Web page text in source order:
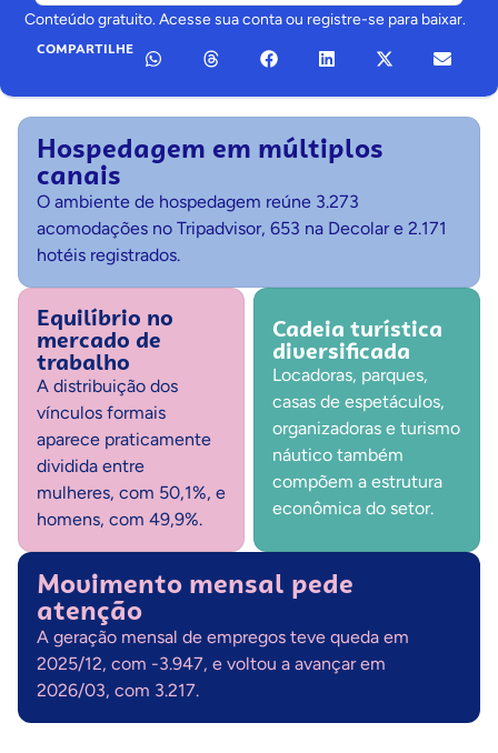
Conteúdo gratuito. Acesse sua conta ou registre-se para baixar.
COMPARTILHE
Hospedagem em múltiplos
canais
O ambiente de hospedagem reúne 3.273
acomodações no Tripadvisor, 653 na Decolar e 2.171
hotéis registrados.
Equilíbrio no
mercado de
trabalho
A distribuição dos
vínculos formais
aparece praticamente
dividida entre
mulheres, com 50,1%, e
homens, com 49,9%.
Cadeia turística
diversificada
Locadoras, parques,
casas de espetáculos,
organizadoras e turismo
náutico também
compõem a estrutura
econômica do setor.
Movimento mensal pede
atenção
A geração mensal de empregos teve queda em
2025/12, com -3.947, e voltou a avançar em
2026/03, com 3.217.